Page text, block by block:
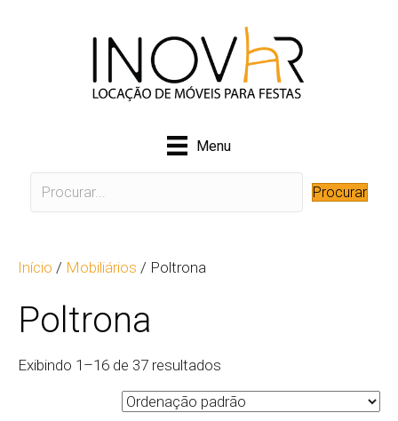
Menu
Procurar
Início / Mobiliários / Poltrona
Poltrona
Exibindo 1–16 de 37 resultados